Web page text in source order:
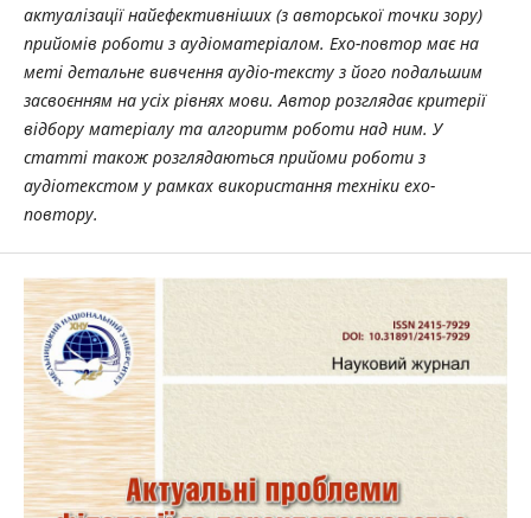
актуалізації найефективніших (з авторської точки зору)
прийомів роботи з аудіоматеріалом. Ехо-повтор має на
меті детальне вивчення аудіо-тексту з його подальшим
засвоєнням на усіх рівнях мови. Автор розглядає критерії
відбору матеріалу та алгоритм роботи над ним. У
статті також розглядаються прийоми роботи з
аудіотекстом у рамках використання техніки ехо-
повтору.